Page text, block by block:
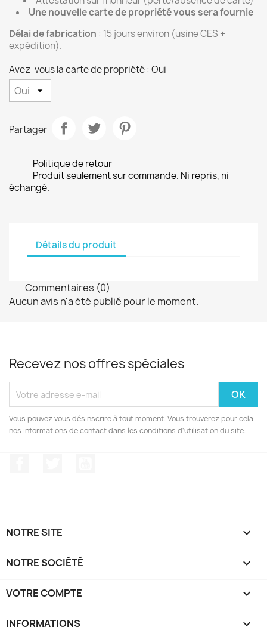
Une nouvelle carte de propriété vous sera fournie
Délai de fabrication : 15 jours environ (usine CES +
expédition).
Avez-vous la carte de propriété : Oui
Partager
Politique de retour
Produit seulement sur commande. Ni repris, ni
échangé.
Détails du produit
Commentaires (0)
Aucun avis n'a été publié pour le moment.
Recevez nos offres spéciales
Vous pouvez vous désinscrire à tout moment. Vous trouverez pour cela
nos informations de contact dans les conditions d'utilisation du site.
NOTRE SITE 
NOTRE SOCIÉTÉ 
VOTRE COMPTE 
INFORMATIONS keyboard_arrow_down